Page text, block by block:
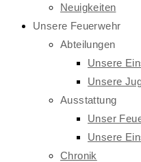
Neuigkeiten
Unsere Feuerwehr
Abteilungen
Unsere
Unsere
Ausstattung
Unser
Unsere
Chronik